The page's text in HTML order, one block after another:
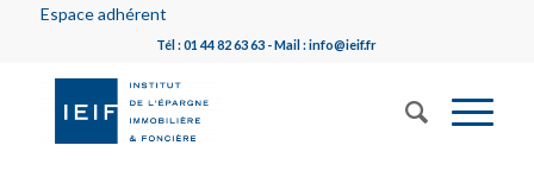
Espace adhérent
Tél : 01 44 82 63 63 - Mail : info@ieif.fr